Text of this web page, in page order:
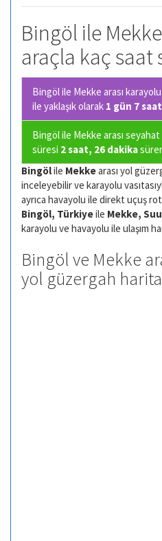
Bingöl ile
araçla kaç saat
Bingöl ile Mekke arası
ile yaklaşık olarak 1 gün 7 saat
Bingöl ile Mekke arası seyahat
süresi 2 saat, 26 dakika
Bingölile Mekkearası yol
inceleyebilir ve karayolu
ayrıca havayolu ile direkt uçuş
Bingöl, Türkiyeile Mekke,
karayolu ve havayolu ile ulaşım
Bingöl ve Mekke
yol güzergah